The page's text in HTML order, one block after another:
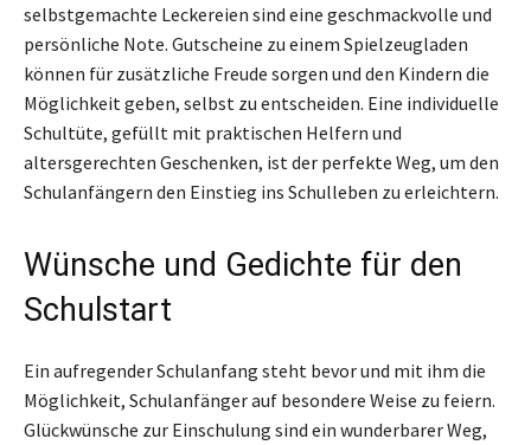
selbstgemachte Leckereien sind eine geschmackvolle und
persönliche Note. Gutscheine zu einem Spielzeugladen
können für zusätzliche Freude sorgen und den Kindern die
Möglichkeit geben, selbst zu entscheiden. Eine individuelle
Schultüte, gefüllt mit praktischen Helfern und
altersgerechten Geschenken, ist der perfekte Weg, um den
Schulanfängern den Einstieg ins Schulleben zu erleichtern.
Wünsche und Gedichte für den
Schulstart
Ein aufregender Schulanfang steht bevor und mit ihm die
Möglichkeit, Schulanfänger auf besondere Weise zu feiern.
Glückwünsche zur Einschulung sind ein wunderbarer Weg,